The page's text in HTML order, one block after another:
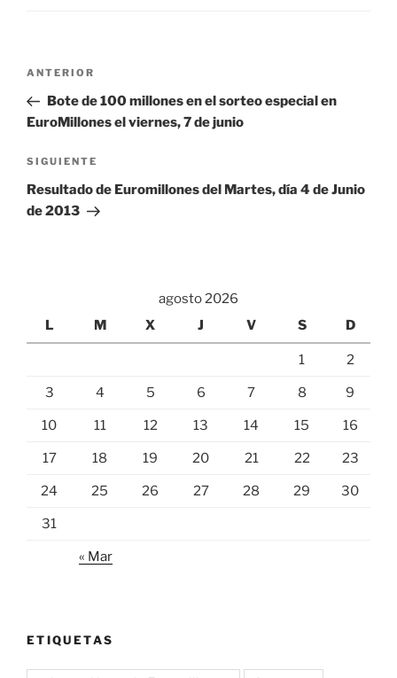
Navegación
entradas
Entrada
anterior:
ANTERIOR
Bote de 100 millones en el sorteo especial en
EuroMillones el viernes, 7 de junio
Siguiente
entrada
SIGUIENTE
Resultado de Euromillones del Martes, día 4 de Junio
de 2013
agosto 2026
L
M X J V S D
1 2
3 4 5 6 7 8 9
10 11 12 13 14 15 16
17 18 19 20 21 22 23
24 25 26 27 28 29 30
31
« Mar
ETIQUETAS